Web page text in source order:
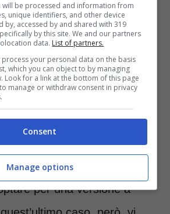
dell’Avvento a tema (roma-
indecisi su come riempire
vi potremmo
per una versione a
will be processed and information from
unique identifiers, and other device
by, accessed by and shared with 319
by this site. We and our partners
data. List of partners.
process your personal data on the basis
which you can object to by managing
Look for a link at the bottom of this page
manage or withdraw consent in privacy
Consent
Manage options